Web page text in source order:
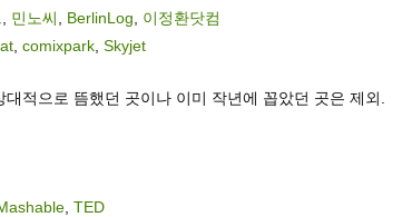
민노씨 BerlinLog
이정환닷컴
, comixpark, Skyjet
대적으로 뜸했던 곳이나 이미 작년에 꼽았던 곳은 제외.
, TED